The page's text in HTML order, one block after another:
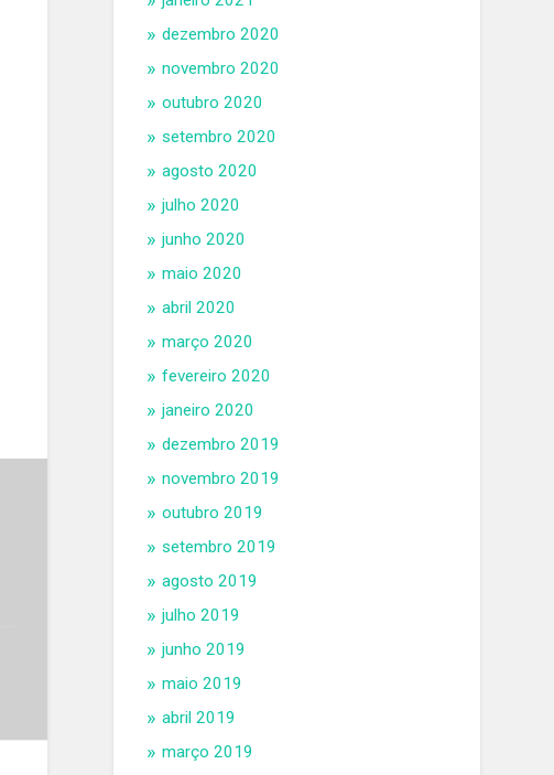
dezembro 2020
novembro 2020
outubro 2020
setembro 2020
agosto 2020
julho 2020
junho 2020
maio 2020
abril 2020
março 2020
fevereiro 2020
janeiro 2020
dezembro 2019
novembro 2019
outubro 2019
setembro 2019
agosto 2019
julho 2019
junho 2019
maio 2019
abril 2019
março 2019